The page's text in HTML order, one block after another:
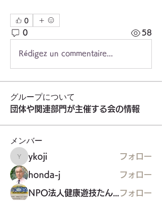
0
0 58
Rédigez un commentaire...
グループについて
団体や関連部門が主催する会の情報
メンバー
ykoji
ykoji フォロー
honda-j フォロー
フォロー